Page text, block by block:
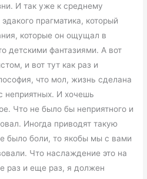
И так уже к среднему
прагматика, который
которые он ощущал в
детскими фантазиями. А вот
и вот тут как раз и
что мол, жизнь сделана
неприятных. И хочешь
Что не было бы неприятного и
Иногда приводят такую
было боли, то якобы мы с вами
Что наслаждение это на
раз и еще раз, я должен